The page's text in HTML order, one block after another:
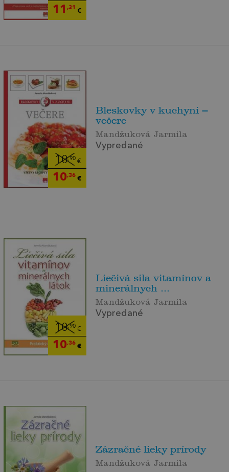
11 ,31 €
10,90€
10,36€
Bleskovky v kuchyni –
večere
Mandžuková Jarmila
Vypredané
10,90€
10,36€
Liečivá sila vitamínov a
minerálnych ...
Mandžuková Jarmila
Vypredané
Zázračné lieky prírody
Mandžuková Jarmila